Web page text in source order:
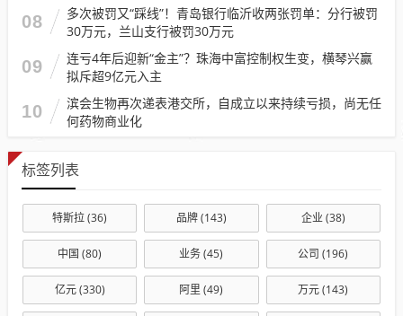
08
多次被罚又“踩线”！青岛银行临沂收两张罚单：分行被罚
30万元，兰山支行被罚30万元
09
连亏4年后迎新“金主”？珠海中富控制权生变，横琴兴赢
拟斥超9亿元入主
10
滨会生物再次递表港交所，自成立以来持续亏损，尚无任
何药物商业化
标签列表
特斯拉(36) 品牌(143) 企业(38)
中国 (80) 业务(45) 公司 (196)
亿元(330) 阿里 (49) 万元(143)